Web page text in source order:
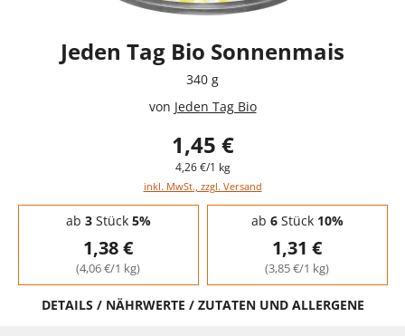
Jeden Tag Bio Sonnenmais
340 g
von Jeden Tag Bio
1,45 €
4,26 €/1 kg
inkl. MwSt., zzgl. Versand
Staffelpreise - Mengenrabatt
ab 3Stück 5%
1,38 €
(4,06 €/1 kg)
ab 6Stück 10%
1,31 €
(3,85 €/1 kg)
DETAILS / NÄHRWERTE / ZUTATEN UND ALLERGENE